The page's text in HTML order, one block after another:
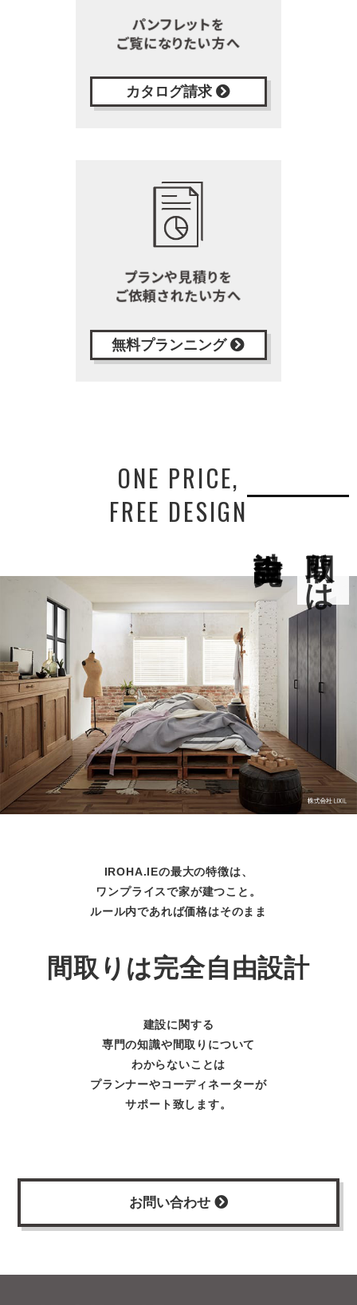
カタログ請求
無料プランニング
ONE PRICE,
FREE DESIGN
間取りは
IROHA.IEの最大の特徴は、
ワンプライスで家が建つこと。
ルール内であれば価格はそのまま
間取りは完全自由設計
建設に関する
専門の知識や間取りについて
わからないことは
プランナーやコーディネーターが
サポート致します。
お問い合わせ